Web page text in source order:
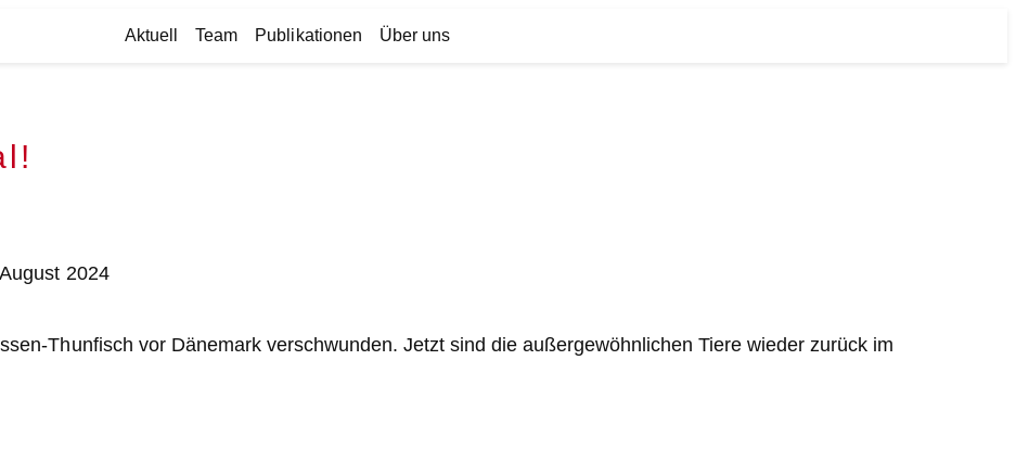
Aktuell Team Publikationen Über uns
2024
Thunfisch vor Dänemark verschwunden. Jetzt sind die außergewöhnlichen Tiere wieder zurück im